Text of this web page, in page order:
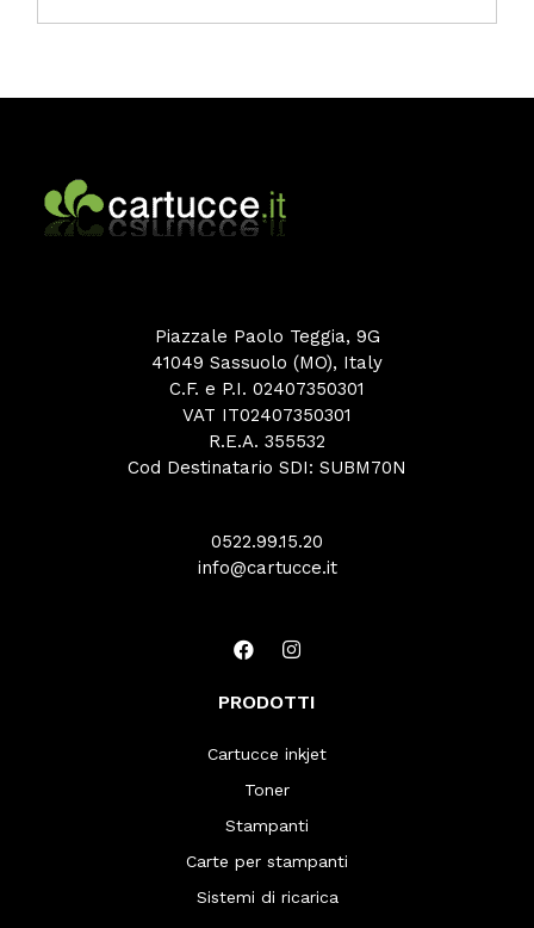
Piazzale Paolo Teggia, 9G
41049 Sassuolo (MO), Italy
C.F. e P.I. 02407350301
VAT IT02407350301
R.E.A. 355532
Cod Destinatario SDI: SUBM70N
0522.99.15.20
info@cartucce.it
PRODOTTI
Cartucce inkjet
Toner
Stampanti
Carte per stampanti
Sistemi di ricarica